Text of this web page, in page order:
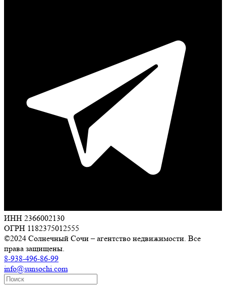
ИНН 2366002130
ОГРН 1182375012555
©2024 Солнечный Сочи – агентство недвижимости. Все
права защищены.
8-938-496-86-99
info@sunsochi.com